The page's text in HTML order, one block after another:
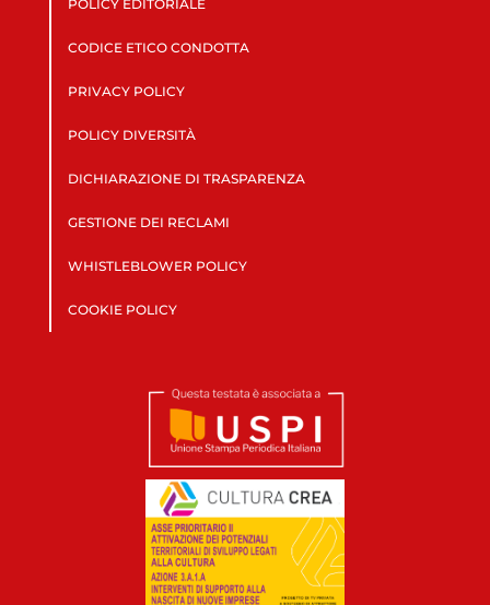
POLICY EDITORIALE
CODICE ETICO CONDOTTA
PRIVACY POLICY
POLICY DIVERSITÀ
DICHIARAZIONE DI TRASPARENZA
GESTIONE DEI RECLAMI
WHISTLEBLOWER POLICY
COOKIE POLICY